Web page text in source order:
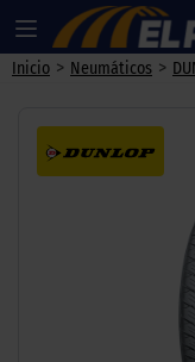
Inicio > Neumáticos >